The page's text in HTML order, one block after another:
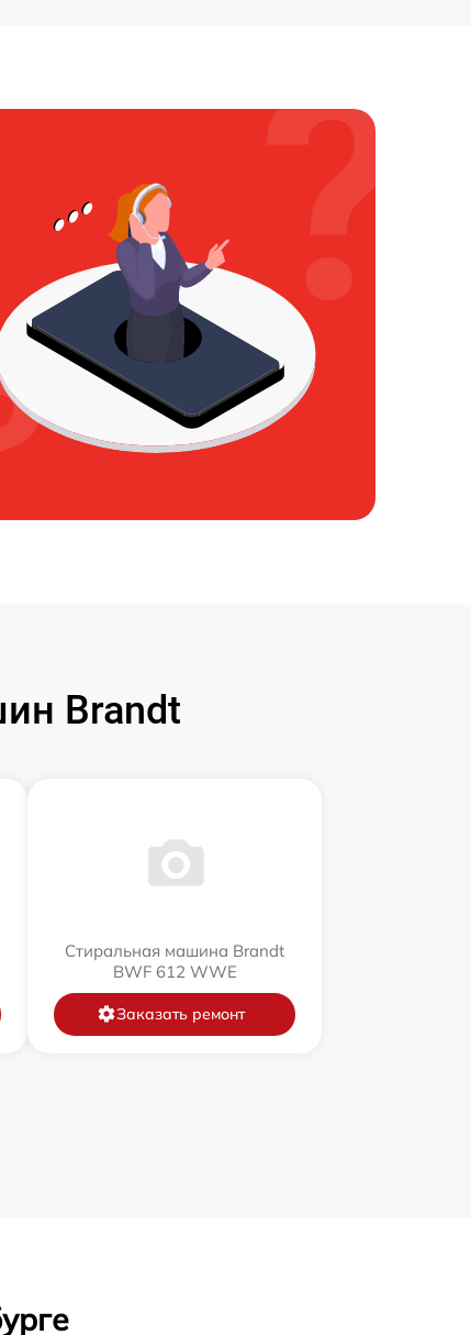
Brandt
Стиральная машина Brandt
BWF 612 WWE
Заказать ремонт